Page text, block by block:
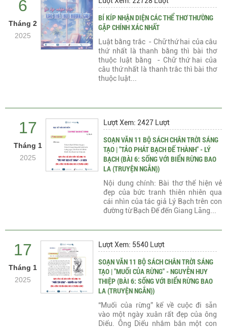
6
Tháng 2
2025
BÍ KÍP NHẬN DIỆN CÁC THỂ THƠ THƯỜNG
GẶP CHÍNH XÁC NHẤT
Luật bằng trắc - Chữ thứ hai của câu
thứ nhất là thanh bằng thì bài thơ
thuộc luật bằng - Chữ thứ hai của
câu thứ nhất là thanh trắc thì bài thơ
thuộc luật...
17
Tháng 1
2025
Lượt Xem: 2427 Lượt
SOẠN VĂN 11 BỘ SÁCH CHÂN TRỜI SÁNG
TẠO | "TẢO PHÁT BẠCH ĐẾ THÀNH" - LÝ
BẠCH (BÀI 6: SỐNG VỚI BIỂN RỪNG BAO
LA (TRUYỆN NGẮN))
Nội dung chính: Bài thơ thể hiện vẻ
đẹp của bức tranh thiên nhiên qua
cái nhìn của tác giả Lý Bạch trên con
đường từ Bạch Đế đến Giang Lăng...
17
Tháng 1
2025
Lượt Xem: 5540 Lượt
SOẠN VĂN 11 BỘ SÁCH CHÂN TRỜI SÁNG
TẠO | "MUỐI CỦA RỪNG" - NGUYỄN HUY
THIỆP (BÀI 6: SỐNG VỚI BIỂN RỪNG BAO
LA (TRUYỆN NGẮN))
“Muối của rừng” kể về cuộc đi săn
vào một ngày xuân rất đẹp của ông
Diểu. Ông Diểu nhắm bắn một con